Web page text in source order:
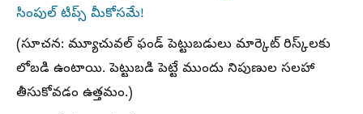
సింపుల్ టిప్స్ మీకోసమే!
(సూచన: మ్యూచువల్ ఫండ్ పెట్టుబడులు మార్కెట్ రిస్క్‌లకు
లోబడి ఉంటాయి. పెట్టుబడి పెట్టే ముందు నిపుణుల సలహా
తీసుకోవడం ఉత్తమం.)